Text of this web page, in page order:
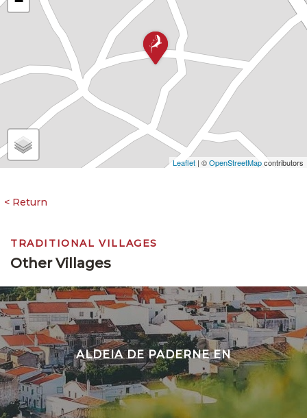
Leaflet | ©OpenStreetMapcontributors
TRADITIONAL VILLAGES
Other Villages
ALDEIA DE PADERNE EN